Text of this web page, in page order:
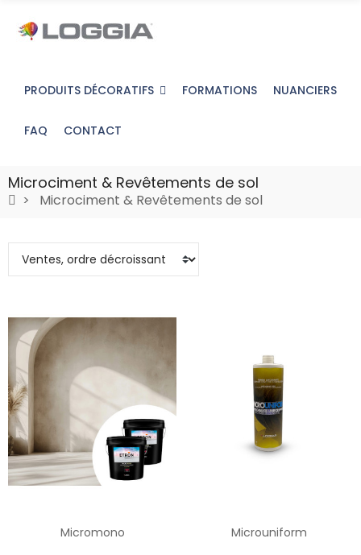
PRODUITS DÉCORATIFS FORMATIONS NUANCIERS
FAQ CONTACT
Microciment & Revêtements de sol
Microciment & Revêtements de sol
Micromono Microuniform